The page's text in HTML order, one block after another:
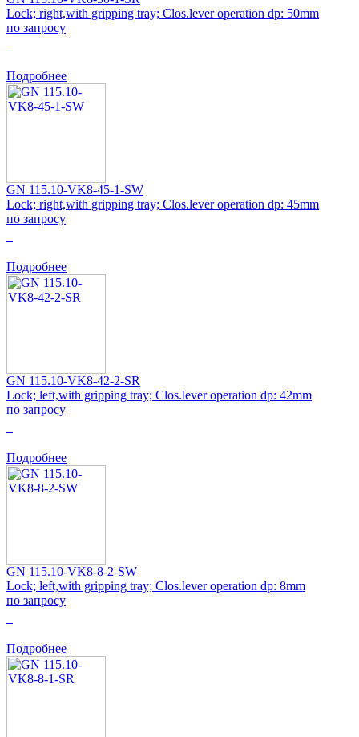
Lock; right,with gripping tray; Clos.lever operation dp: 50mm
по запросу
Подробнее
GN 115.10-VK8-45-1-SW
Lock; right,with gripping tray; Clos.lever operation dp: 45mm
по запросу
Подробнее
GN 115.10-VK8-42-2-SR
Lock; left,with gripping tray; Clos.lever operation dp: 42mm
по запросу
Подробнее
GN 115.10-VK8-8-2-SW
Lock; left,with gripping tray; Clos.lever operation dp: 8mm
по запросу
Подробнее